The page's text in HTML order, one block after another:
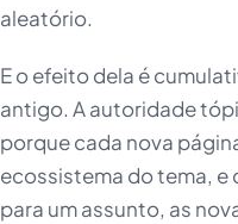
aleatório.
E o efeito dela é
antigo. A autoridade
porque cada nova
ecossistema do tema, e
para um assunto, as